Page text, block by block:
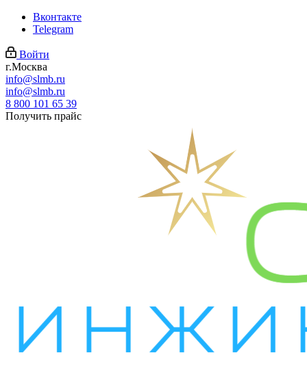
Вконтакте
Telegram
Войти
г.Москва
info@slmb.ru
info@slmb.ru
8 800 101 65 39
Получить прайс